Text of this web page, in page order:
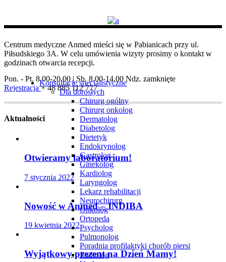
Centrum medyczne Anmed mieści się w Pabianicach przy ul.
Piłsudskiego 3A. W celu umówienia wizyty prosimy o kontakt w
godzinach otwarcia recepcji.
Pon. - Pt. 8.00-20.00 | Sb. 8.00-14.00 Ndz. zamknięte
Rejestracja + 48 885 112 777
Aktualności
Otwieramy laboratorium!
7 stycznia 2022
Nowość w Anmed – INDIBA
19 kwietnia 2022
Wyjątkowy prezent na Dzień Mamy!
Konsultacje specjalistyczne
Dla dorosłych
Chirurg ogólny
Chirurg onkolog
Dermatolog
Diabetolog
Dietetyk
Endokrynolog
Gastrolog
Ginekolog
Kardiolog
Laryngolog
Lekarz rehabilitacji
Neurochirurg
Onkolog
Ortopeda
Psycholog
Pulmonolog
Poradnia profilaktyki chorób piersi
Radiolog